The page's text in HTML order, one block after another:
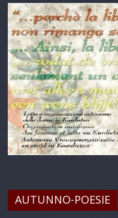
AUTUNNO-POESIE